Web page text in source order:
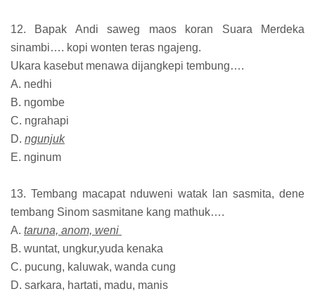
12. Bapak Andi saweg maos koran Suara Merdeka
sinambi…. kopi wonten teras ngajeng.
Ukara kasebut menawa dijangkepi tembung….
A. nedhi
B. ngombe
C. ngrahapi
D. ngunjuk
E. nginum
13. Tembang macapat nduweni watak lan sasmita, dene
tembang Sinom sasmitane kang mathuk….
A. taruna, anom, weni
B. wuntat, ungkur,yuda kenaka
C. pucung, kaluwak, wanda cung
D. sarkara, hartati, madu, manis